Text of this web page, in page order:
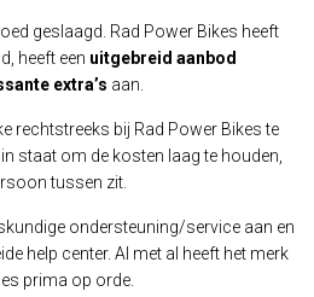
geslaagd. Rad Power Bikes heeft
heeft een uitgebreid aanbod
extra’s aan.
rechtstreeks bij Rad Power Bikes te
staat om de kosten laag te houden,
tussen zit.
ondersteuning/service aan en
help center. Al met al heeft het merk
prima op orde.